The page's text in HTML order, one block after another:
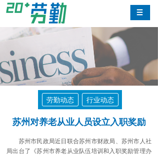
劳勤动态 行业动态
苏州对养老从业人员设立入职奖励
苏州市民政局近日联合苏州市财政局、苏州市人社
局出台了《苏州市养老从业队伍培训和入职奖励管理办